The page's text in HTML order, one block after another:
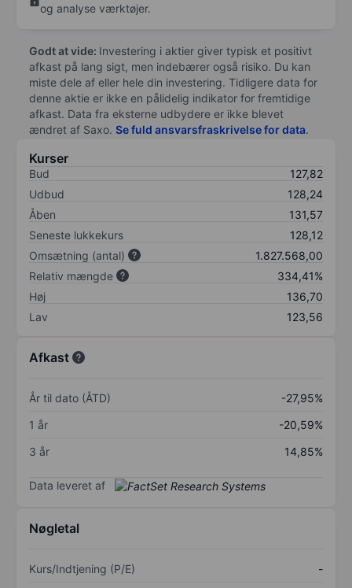
og analyse værktøjer.
Godt at vide: Investering i aktier giver typisk et positivt
afkast på lang sigt, men indebærer også risiko. Du kan
miste dele af eller hele din investering. Tidligere data for
denne aktie er ikke en pålidelig indikator for fremtidige
afkast. Data fra eksterne udbydere er ikke blevet
ændret af Saxo. Se fuld ansvarsfraskrivelse for data.
Kurser
Bud
127,82
Udbud
128,24
Åben
131,57
Seneste lukkekurs
128,12
Omsætning (antal)
1.827.568,00
Relativ mængde
334,41%
Høj
136,70
Lav
123,56
Afkast
År til dato (ÅTD)
-27,95%
1 år
-20,59%
3 år
14,85%
Data leveret af
Nøgletal
Kurs/Indtjening (P/E)
-